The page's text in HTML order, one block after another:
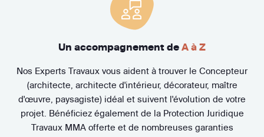
Un accompagnement de A à Z
Nos Experts Travaux vous aident à trouver le Concepteur
(architecte, architecte d'intérieur, décorateur, maître
d'œuvre, paysagiste) idéal et suivent l'évolution de votre
projet. Bénéficiez également de la Protection Juridique
Travaux MMA offerte et de nombreuses garanties